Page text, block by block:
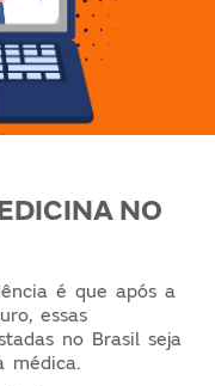
NO
é que após a
essas
no Brasil seja
médica.